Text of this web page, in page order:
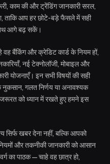
काम की और ट्रेंडिंग जानकारी सरल,
ताकि आप हर छोटे-बड़े फैसले में सही
आगे बढ़ सकें।
बैंकिंग और क्रेडिट कार्ड के नियम हों,
नई टेक्नोलॉजी, मोबाइल और
योजनाएँ। इन सभी विषयों की सही
नुकसान, गलत निर्णय या अनावश्यक
जरूरत को ध्यान में रखते हुए हमने इस
सिर्फ खबर देना नहीं, बल्कि आपको
और तकनीकी जानकारी को आसान
का पाठक—चाहे वह छात्र हो,